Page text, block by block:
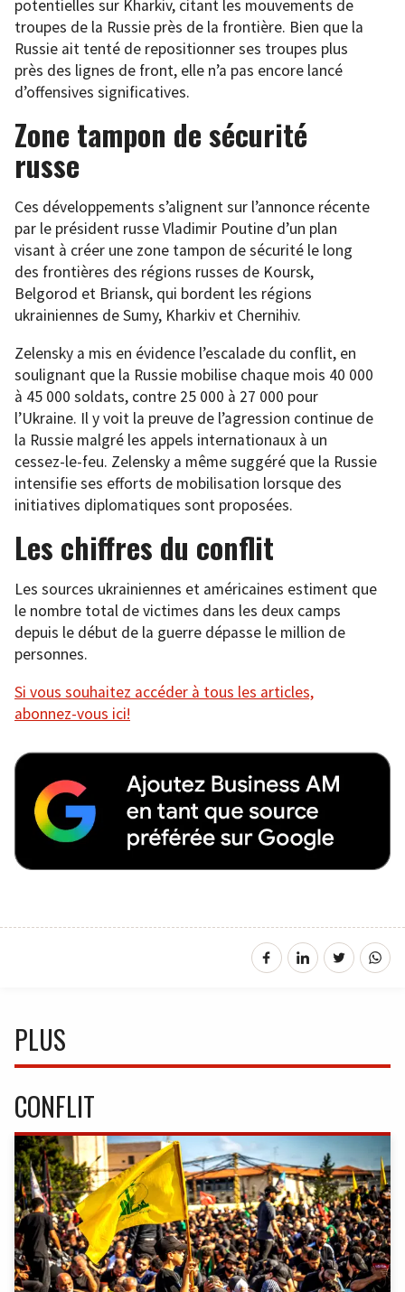
potentielles sur Kharkiv, citant les mouvements de
troupes de la Russie près de la frontière. Bien que la
Russie ait tenté de repositionner ses troupes plus
près des lignes de front, elle n’a pas encore lancé
d’offensives significatives.
Zone tampon de sécurité
russe
Ces développements s’alignent sur l’annonce récente
par le président russe Vladimir Poutine d’un plan
visant à créer une zone tampon de sécurité le long
des frontières des régions russes de Koursk,
Belgorod et Briansk, qui bordent les régions
ukrainiennes de Sumy, Kharkiv et Chernihiv.
Zelensky a mis en évidence l’escalade du conflit, en
soulignant que la Russie mobilise chaque mois 40 000
à 45 000 soldats, contre 25 000 à 27 000 pour
l’Ukraine. Il y voit la preuve de l’agression continue de
la Russie malgré les appels internationaux à un
cessez-le-feu. Zelensky a même suggéré que la Russie
intensifie ses efforts de mobilisation lorsque des
initiatives diplomatiques sont proposées.
Les chiffres du conflit
Les sources ukrainiennes et américaines estiment que
le nombre total de victimes dans les deux camps
depuis le début de la guerre dépasse le million de
personnes.
Si vous souhaitez accéder à tous les articles,
abonnez-vous ici!
PLUS
CONFLIT